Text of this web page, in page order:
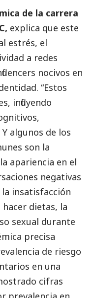
de la carrera
explica que este
estrés, el
a redes
nocivos en
“Estos
influyendo
algunos de los
son la
apariencia en el
negativas
insatisfacción
dietas, la
sexual durante
precisa
de riesgo
en una
cifras